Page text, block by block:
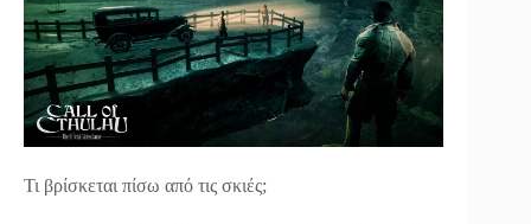
Τι βρίσκεται πίσω από τις σκιές;